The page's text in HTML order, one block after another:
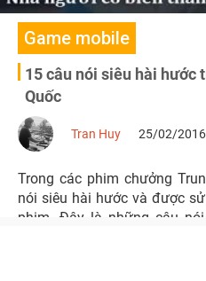
Game mobile
15 câu nói siêu hài hước
Quốc
Tran Huy 25/02/2016
Trong các phim chưởng
nói siêu hài hước và được
phim. Đây là những câu